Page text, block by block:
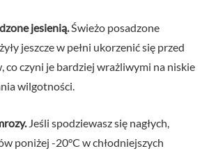
jesienią. Świeżo posadzone
jeszcze w pełni ukorzenić się przed
co czyni je bardziej wrażliwymi na niskie
wilgotności.
Jeśli spodziewasz się nagłych,
poniżej -20°C w chłodniejszych